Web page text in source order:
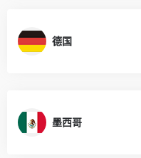
德国
墨西哥